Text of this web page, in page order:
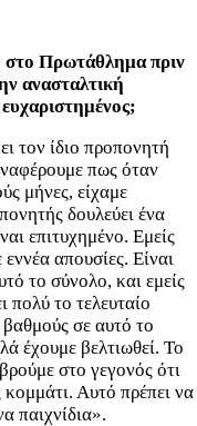
Πρωτάθλημα πριν
ανασταλτική
τον ίδιο προπονητή
πως όταν
μήνες, είχαμε
δουλεύει ένα
επιτυχημένο. Εμείς
απουσίες. Είναι
το σύνολο, και εμείς
πολύ το τελευταίο
σε αυτό το
έχουμε βελτιωθεί. Το
στο γεγονός ότι
Αυτό πρέπει να
παιχνίδια».